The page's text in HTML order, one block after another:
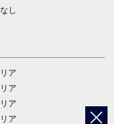
し
ア
ア
ア
ア